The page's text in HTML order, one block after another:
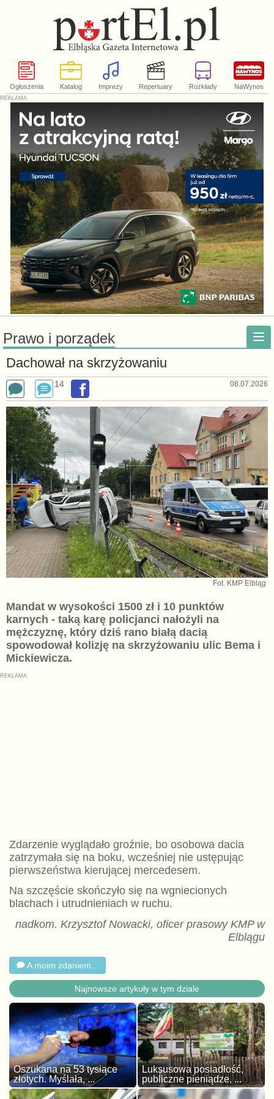
Ogłoszenia Katalog Imprezy Repertuary Rozkłady NaWynos
Prawo i porządek
Dachował na skrzyżowaniu
14 08.07.2026
Fot. KMP Elbląg
Mandat w wysokości 1500 zł i 10 punktów
karnych - taką karę policjanci nałożyli na
mężczyznę, który dziś rano białą dacią
spowodował kolizję na skrzyżowaniu ulic Bema i
Mickiewicza.
Zdarzenie wyglądało groźnie, bo osobowa dacia
zatrzymała się na boku, wcześniej nie ustępując
pierwszeństwa kierującej mercedesem.
Na szczęście skończyło się na wgniecionych
blachach i utrudnieniach w ruchu.
nadkom. Krzysztof Nowacki, oficer prasowy KMP w
Elblągu
A moim zdaniem...
Najnowsze artykuły w tym dziale
Oszukana na 53 tysiące
złotych. Myślała, ...
Luksusowa posiadłość,
publiczne pieniądze, ...